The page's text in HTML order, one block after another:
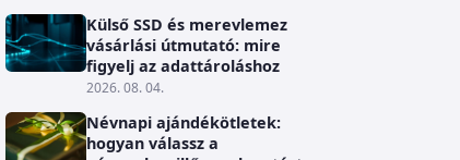
Külső SSD és merevlemez
vásárlási útmutató: mire
figyelj az adattároláshoz
2026. 08. 04.
Névnapi ajándékötletek:
hogyan válassz a